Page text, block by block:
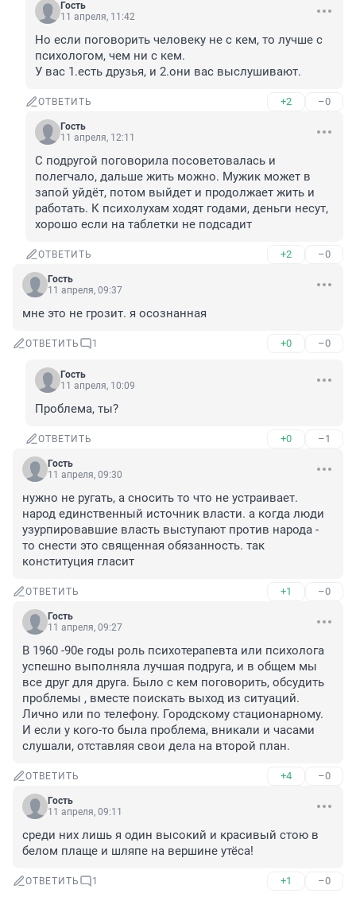
Гость
11 апреля, 11:42
Но если поговорить человеку не с кем, то лучше с
психологом, чем ни с кем.
У вас 1.есть друзья, и 2.они вас выслушивают.
ОТВЕТИТЬ +2 –0
Гость
11 апреля, 12:11
С подругой поговорила посоветовалась и
полегчало, дальше жить можно. Мужик может в
запой уйдёт, потом выйдет и продолжает жить и
работать. К психолухам ходят годами, деньги несут,
хорошо если на таблетки не подсадит
ОТВЕТИТЬ +2 –0
Гость
11 апреля, 09:37
мне это не грозит. я осознанная
ОТВЕТИТЬ 1 +0 –0
Гость
11 апреля, 10:09
Проблема, ты?
ОТВЕТИТЬ +0 –1
Гость
11 апреля, 09:30
нужно не ругать, а сносить то что не устраивает.
народ единственный источник власти. а когда люди
узурпировавшие власть выступают против народа -
то снести это священная обязанность. так
конституция гласит
ОТВЕТИТЬ +1 –0
Гость
11 апреля, 09:27
В 1960 -90е годы роль психотерапевта или психолога
успешно выполняла лучшая подруга, и в общем мы
все друг для друга. Было с кем поговорить, обсудить
проблемы , вместе поискать выход из ситуаций.
Лично или по телефону. Городскому стационарному.
И если у кого-то была проблема, вникали и часами
слушали, отставляя свои дела на второй план.
ОТВЕТИТЬ +4 –0
Гость
11 апреля, 09:11
среди них лишь я один высокий и красивый стою в
белом плаще и шляпе на вершине утёса!
ОТВЕТИТЬ 1 +1 –0